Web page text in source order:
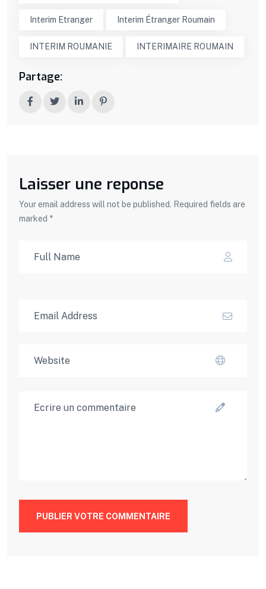
Interim Etranger Interim Étranger Roumain
INTERIM ROUMANIE INTERIMAIRE ROUMAIN
Partage:
Laisser une reponse
Your email address will not be published. Required fields are
marked *
PUBLIER VOTRE COMMENTAIRE